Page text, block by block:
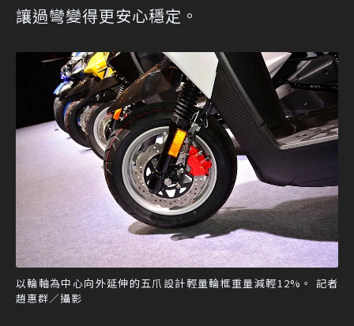
讓過彎變得更安心穩定。
以輪軸為中心向外延伸的五爪設計輕量輪框重量減輕12%。 記者
趙惠群／攝影